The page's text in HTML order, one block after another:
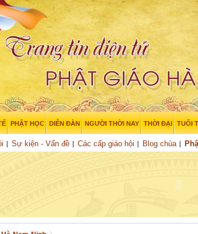
Sự kiện - Vấn đề Các cấp giáo hội Blog chùa
PHẬT HỌC DIỄN ĐÀN NGƯỜI THỜI NAY THỜI ĐẠI TUỔI
39